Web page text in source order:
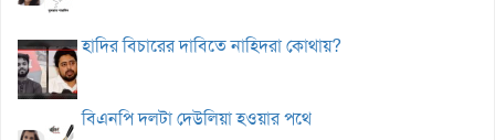
হাদির বিচারের দাবিতে নাহিদরা কোথায়?
বিএনপি দলটা দেউলিয়া হওয়ার পথে